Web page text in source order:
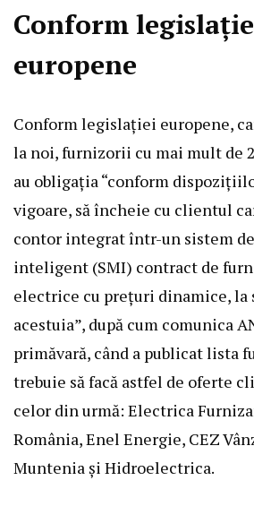
Conform
europene
Conform legislației europene,
la noi, furnizorii cu mai mult de
au obligația “conform
vigoare, să încheie cu clientul
contor integrat într-un sistem
inteligent (SMI) contract de
electrice cu prețuri dinamice, la
acestuia”, după cum comunica
primăvară, când a publicat lista
trebuie să facă astfel de oferte
celor din urmă: Electrica
România, Enel Energie, CEZ
Muntenia și Hidroelectrica.